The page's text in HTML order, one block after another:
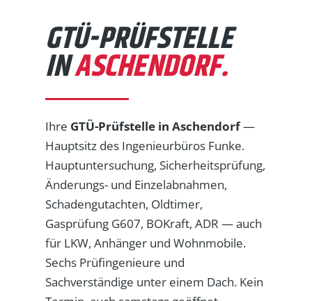
GTÜ-PRÜFSTELLE
INASCHENDORF.
Ihre GTÜ-Prüfstelle in Aschendorf—
Hauptsitz des Ingenieurbüros Funke.
Hauptuntersuchung, Sicherheitsprüfung,
Änderungs- und Einzelabnahmen,
Schadengutachten, Oldtimer,
Gasprüfung G607, BOKraft, ADR — auch
für LKW, Anhänger und Wohnmobile.
Sechs Prüfingenieure und
Sachverständige unter einem Dach. Kein